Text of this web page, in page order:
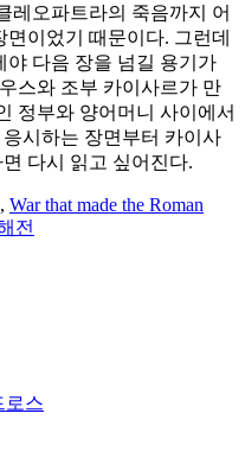
레오파트라의 죽음까지 어
이었기 때문이다. 그런데
야 다음 장을 넘길 용기가
스와 조부 카이사르가 만
정부와 양어머니 사이에서
시하는 장면부터 카이사
다시 읽고 싶어진다.
, War that made the Roman
전
로스